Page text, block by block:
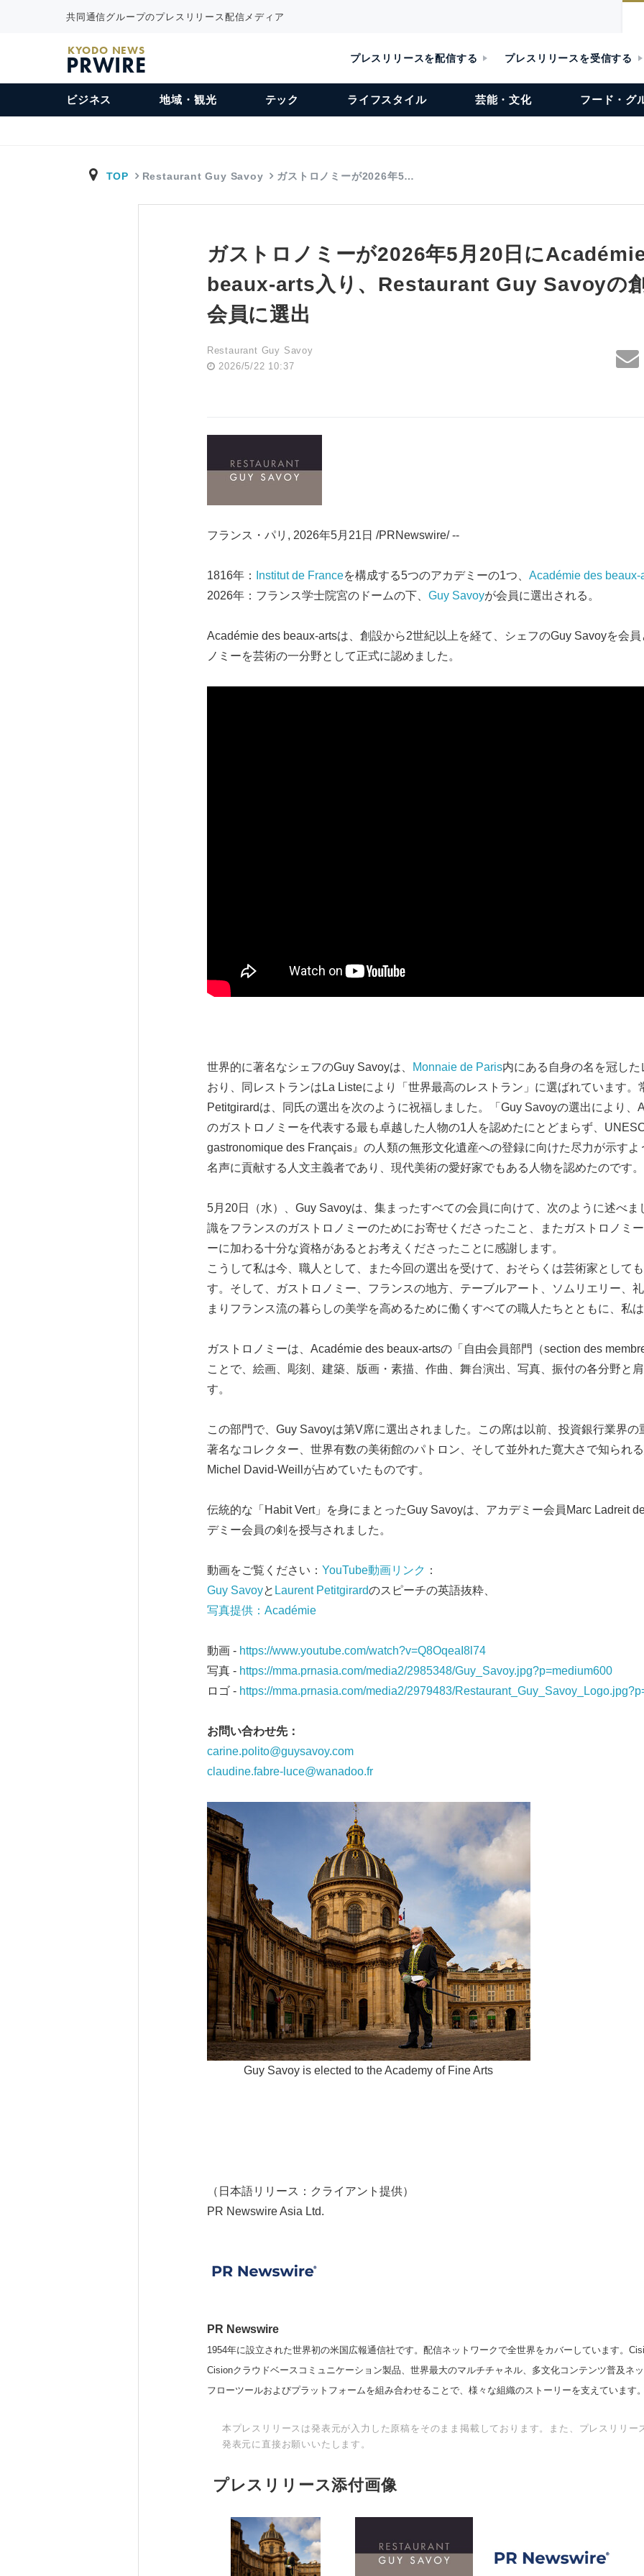
共同通信グループのプレスリリース配信メディア
KYODO NEWS
PRWIRE プレスリリースを配信する プレスリリースを受信する
ビジネス 地域・観光 テック ライフスタイル 芸能・文化 フード・グ
TOP Restaurant Guy Savoy ガストロノミーが2026年5…
ガストロノミーが2026年5月20日に
beaux-arts入り、Restaurant Guy Savoyの
会員に選出
Restaurant Guy Savoy
2026/5/22 10:37
フランス・パリ, 2026年5月21日 /PRNewswire/ --
1816年： Institut de Franceを構成する5つのアカデミーの1つ、 Académie des beaux-
2026年：フランス学士院宮のドームの下、 Guy Savoyが会員に選出される。
Académie des beaux-artsは、創設から2世紀以上を経て、シェフのGuy Savoyを会
ノミーを芸術の一分野として正式に認めました。
世界的に著名なシェフのGuy Savoyは、 Monnaie de Paris内にある自身の名を冠し
おり、同レストランはLa Listeにより「世界最高のレストラン」に選ばれています。
Petitgirardは、同氏の選出を次のように祝福しました。「Guy Savoyの選出により、
のガストロノミーを代表する最も卓越した人物の1人を認めたにとどまらず、
gastronomique des Français』の人類の無形文化遺産への登録に向けた尽力が示すよ
名声に貢献する人文主義者であり、現代美術の愛好家でもある人物を認めたのです。
5月20日（水）、Guy Savoyは、集まったすべての会員に向けて、次のように述べま
識をフランスのガストロノミーのためにお寄せくださったこと、またガストロノミ
ーに加わる十分な資格があるとお考えくださったことに感謝します。
こうして私は今、職人として、また今回の選出を受けて、おそらくは芸術家として
す。そして、ガストロノミー、フランスの地方、テーブルアート、ソムリエリー、
まりフランス流の暮らしの美学を高めるために働くすべての職人たちとともに、私
ガストロノミーは、Académie des beaux-artsの「自由会員部門（section des
ことで、絵画、彫刻、建築、版画・素描、作曲、舞台演出、写真、振付の各分野と
す。
この部門で、Guy Savoyは第V席に選出されました。この席は以前、投資銀行業界の
著名なコレクター、世界有数の美術館のパトロン、そして並外れた寛大さで知られ
Michel David-Weillが占めていたものです。
伝統的な「Habit Vert」を身にまとったGuy Savoyは、アカデミー会員Marc Ladreit
デミー会員の剣を授与されました。
動画をご覧ください： YouTube動画リンク ：
Guy Savoyと Laurent Petitgirardのスピーチの英語抜粋、
写真提供：Académie
動画 - https://www.youtube.com/watch?v=Q8OqeaI8l74
写真 - https://mma.prnasia.com/media2/2985348/Guy_Savoy.jpg?p=medium600
ロゴ - https://mma.prnasia.com/media2/2979483/
お問い合わせ先：
carine.polito@guysavoy.com
claudine.fabre-luce@wanadoo.fr
Guy Savoy is elected to the Academy of Fine Arts
（日本語リリース：クライアント提供）
PR Newswire Asia Ltd.
PR Newswire
1954年に設立された世界初の米国広報通信社です。配信ネットワークで全世界をカバーしています。
Cisionクラウドベースコミュニケーション製品、世界最大のマルチチャネル、多文化コンテンツ普及ネ
フローツールおよびプラットフォームを組み合わせることで、様々な組織のストーリーを支えています。
本プレスリリースは発表元が入力した原稿をそのまま掲載しております。また、プレスリリー
発表元に直接お願いいたします。
プレスリリース添付画像